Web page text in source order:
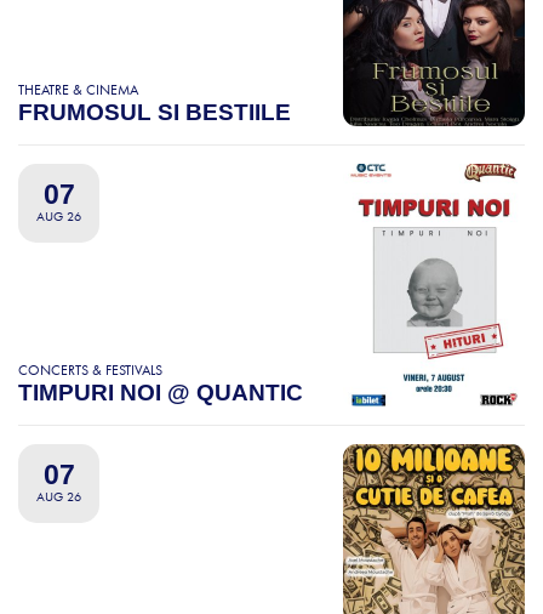
THEATRE & CINEMA
FRUMOSUL SI BESTIILE
07
AUG 26
CONCERTS & FESTIVALS
TIMPURI NOI @ QUANTIC
07
AUG 26